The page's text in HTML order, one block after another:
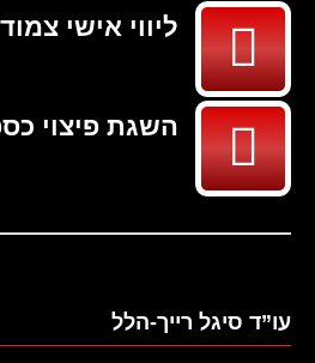
ליווי אישי צמוד
השגת פיצוי
עו”ד סיגל רייך-הלל